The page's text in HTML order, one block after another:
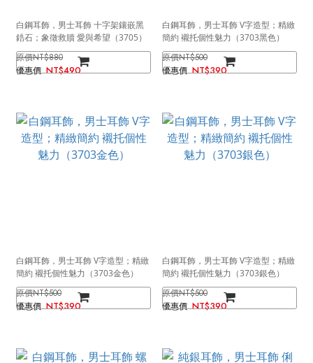
白鋼耳飾，男士耳飾 十字架鑲嵌黑
鋯石；象徵救贖 愛與希望（3705）
NT$880
NT$490
白鋼耳飾，男士耳飾 V字造型；精緻
簡約 襯托個性魅力（3703黑色）
NT$500
NT$390
白鋼耳飾，男士耳飾 V字造型；精緻
簡約 襯托個性魅力（3703金色）
NT$500
NT$390
白鋼耳飾，男士耳飾 V字造型；精緻
簡約 襯托個性魅力（3703銀色）
NT$500
NT$390